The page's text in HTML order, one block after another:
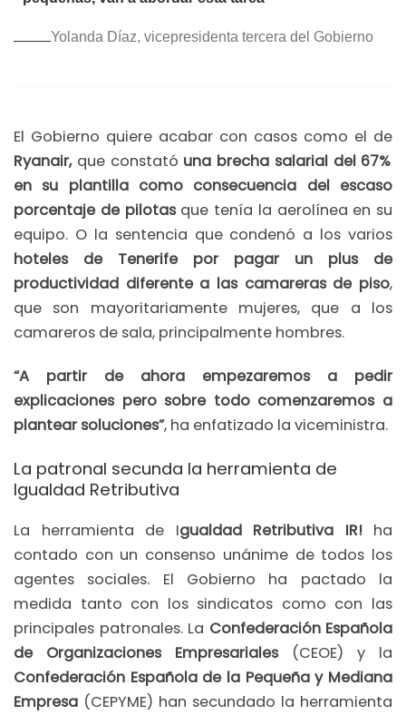
Yolanda Díaz, vicepresidenta tercera del Gobierno
El Gobierno quiere acabar con casos como el de
Ryanair,que constató una brecha salarial del 67%
en su plantilla como consecuencia del escaso
porcentaje de pilotasque tenía la aerolínea en su
equipo. O la sentencia que condenó a los varios
hoteles de Tenerife por pagar un plus de
productividad diferente a las camareras de piso,
que son mayoritariamente mujeres, que a los
camareros de sala, principalmente hombres.
“A partir de ahora empezaremos a pedir
explicaciones pero sobre todo comenzaremos a
plantear soluciones”, ha enfatizado la viceministra.
La patronal secunda la herramienta de
Igualdad Retributiva
La herramienta de Igualdad Retributiva IR!ha
contado con un consenso unánime de todos los
agentes sociales. El Gobierno ha pactado la
medida tanto con los sindicatos como con las
principales patronales. La Confederación Española
de Organizaciones Empresariales (CEOE) y la
Confederación Española de la Pequeña y Mediana
Empresa (CEPYME) han secundado la herramienta